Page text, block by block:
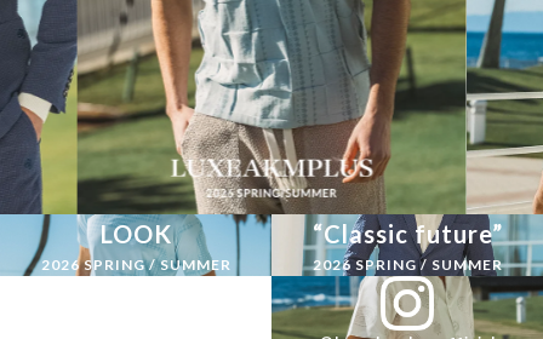
LOOK
2026 SPRING / SUMMER
“Classic future”
2026 SPRING / SUMMER